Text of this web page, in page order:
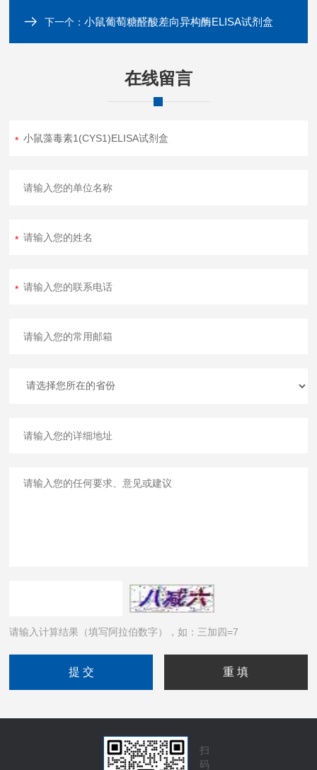
下一个：小鼠葡萄糖醛酸差向异构酶ELISA试剂盒
在线留言
请输入计算结果（填写阿拉伯数字），如：三加四=7
扫
码